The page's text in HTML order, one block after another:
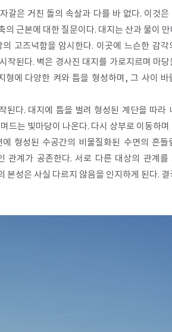
갈은 거친 돌의 속살과 다를 바 없다. 이것은
근본에 대한 질문이다. 대지는 산과 물이 만
고즈넉함을 암시한다. 이곳에 느슨한 감각
작된다. 벽은 경사진 대지를 가로지르며 마당
에 다양한 켜와 틈을 형성하며, 그 사이 바
된다. 대지에 틈을 벌려 형성된 계단을 따라
드는 빛마당이 나온다. 다시 상부로 이동하며
형성된 수공간의 비물질화된 수면의 흔들
계가 공존한다. 서로 다른 대상의 관계를
본성은 사실 다르지 않음을 인지하게 된다. 결